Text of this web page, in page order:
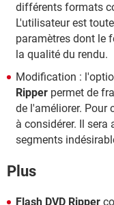
différents formats
L'utilisateur est
paramètres dont le
la qualité du rendu.
Modification :
Ripper permet de
de l'améliorer. Pour
à considérer. Il
segments
Plus
Flash DVD Ripper